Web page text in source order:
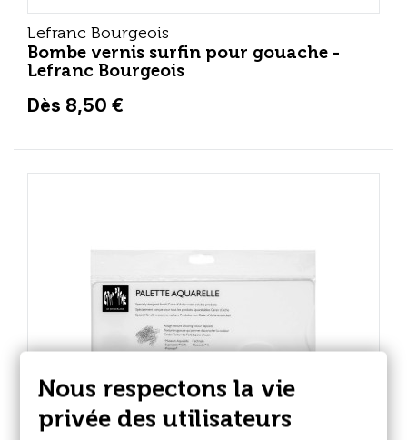
Lefranc Bourgeois
Bombe vernis surfin pour gouache -
Lefranc Bourgeois
Dès 8,50 €
Nous respectons la vie
privée des utilisateurs